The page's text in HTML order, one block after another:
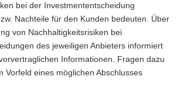
bei der Investmententscheidung
Nachteile für den Kunden bedeuten. Über
von Nachhaltigkeitsrisiken bei
des jeweiligen Anbieters informiert
Informationen. Fragen dazu
Vorfeld eines möglichen Abschlusses